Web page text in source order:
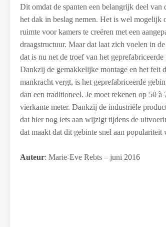
Dit omdat de spanten een belangrijk deel van
het dak in beslag nemen. Het is wel mogelijk
ruimte voor kamers te creëren met een
draagstructuur. Maar dat laat zich voelen in
dat is nu net de troef van het geprefabriceerde
Dankzij de gemakkelijke montage en het feit
mankracht vergt, is het geprefabriceerde
dan een traditioneel. Je moet rekenen op 50 à
vierkante meter. Dankzij de industriële
dat hier nog iets aan wijzigt tijdens de
dat maakt dat dit gebinte snel aan
Auteur: Marie-Eve Rebts – juni 2016